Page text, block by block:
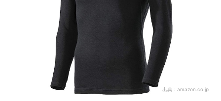
出典： amazon.co.jp